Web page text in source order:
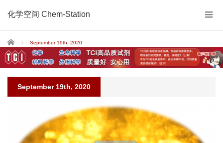
化学空间 Chem-Station
Home September 19th, 2020
September 19th, 2020